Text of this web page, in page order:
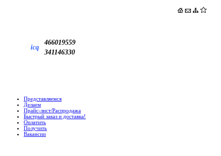
icq
466019559
341146330
Представляемся
Делаем
Прайс-лист/Распродажа
Быстрый заказ и доставка!
Оплатить
Получить
Вакансии